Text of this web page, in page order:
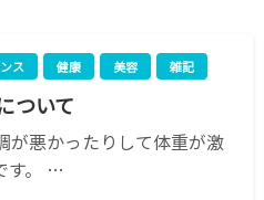
ス 健康 美容 雑記
ついて
が悪かったりして体重が激
す。 …